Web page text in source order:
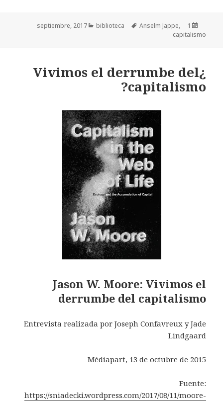
Publicado
el
1 septiembre, 2017
Categorías bibliotecaEtiquetasAnselm Jappe,
capitalismo
¿Vivimos el derrumbe del
capitalismo?
Jason W. Moore: Vivimos el
derrumbe del capitalismo
Entrevista realizada por Joseph Confavreux y Jade
Lindgaard
Médiapart, 13 de octubre de 2015
Fuente:
https://sniadecki.wordpress.com/2017/08/11/moore-